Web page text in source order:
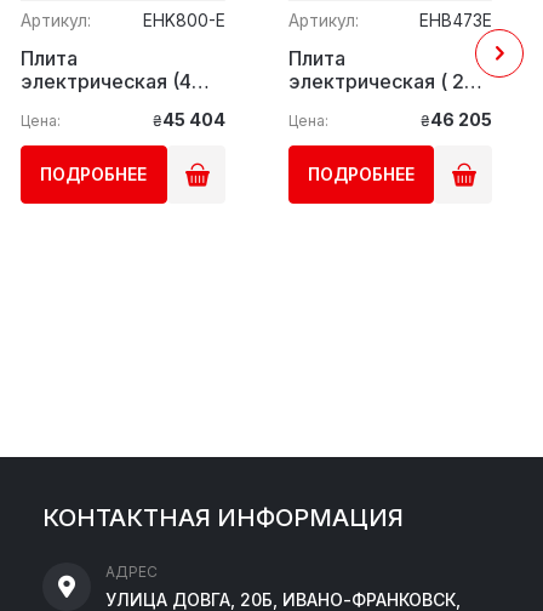
Артикул: EHK800-E
Плита
электрическая (4
Gastro
Цена: ₴45 404
ПОДРОБНЕЕ
Артикул: EHB473E
Плита
электрическая ( 2
мощность: 5,2 кВт)
GGM Gastro
Цена: ₴46 205
ПОДРОБНЕЕ
КОНТАКТНАЯ ИНФОРМАЦИЯ
АДРЕС
УЛИЦА ДОВГА, 20Б, ИВАНО-ФРАНКОВСК,